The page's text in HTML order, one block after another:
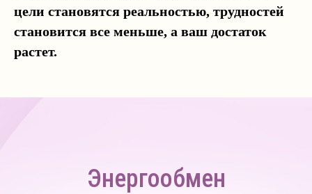
цели становятся реальностью, трудностей
становится все меньше, а ваш достаток
растет.
Энергообмен